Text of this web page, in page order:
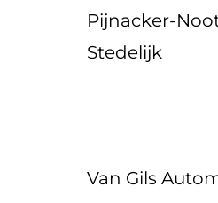
Pijnacker-
Stedelijk
Van Gils